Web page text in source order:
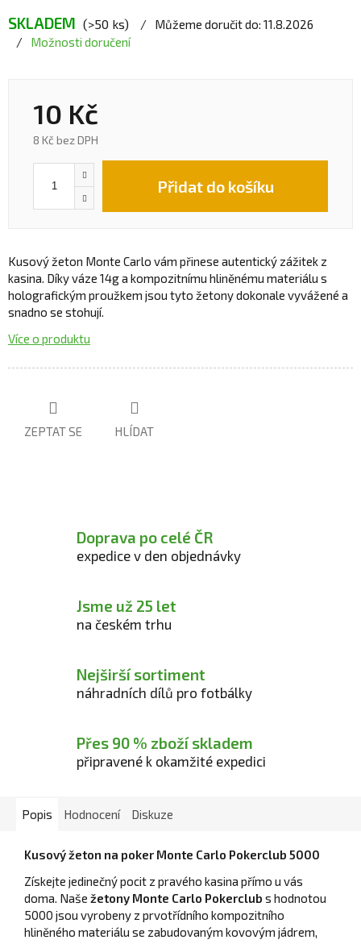
SKLADEM (>50 ks) Můžeme doručit do: 11.8.2026
Možnosti doručení
10 Kč
8 Kč bez DPH
Přidat do košíku
Kusový žeton Monte Carlo vám přinese autentický zážitek z
kasina. Díky váze 14g a kompozitnímu hliněnému materiálu s
holografickým proužkem jsou tyto žetony dokonale vyvážené a
snadno se stohují.
Více o produktu
ZEPTAT SE HLÍDAT
Doprava po celé ČR
expedice v den objednávky
Jsme už 25 let
na českém trhu
Nejširší sortiment
náhradních dílů pro fotbálky
Přes 90 % zboží skladem
připravené k okamžité expedici
Popis Hodnocení Diskuze
Kusový žeton na poker Monte Carlo Pokerclub 5000
Získejte jedinečný pocit z pravého kasina přímo u vás
doma. Naše žetony Monte Carlo Pokerclub s hodnotou
5000 jsou vyrobeny z prvotřídního kompozitního
hliněného materiálu se zabudovaným kovovým jádrem,